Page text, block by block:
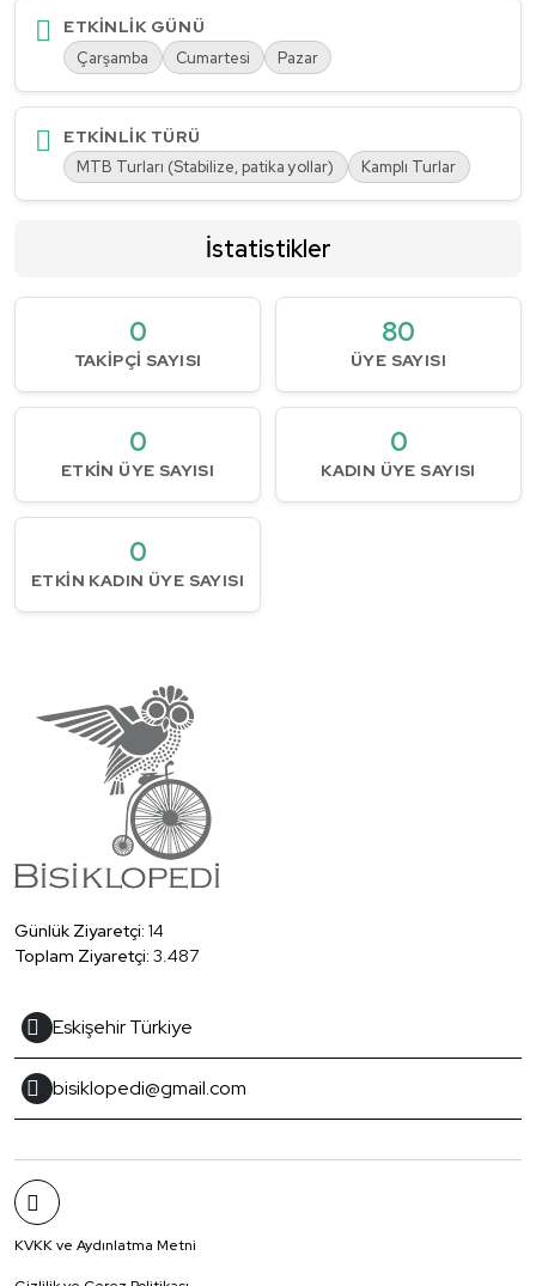
ETKINLIK GÜNÜ
Çarşamba Cumartesi Pazar
ETKINLIK TÜRÜ
MTB Turları (Stabilize, patika yollar) Kamplı Turlar
İstatistikler
0
TAKIPÇI SAYISI
80
ÜYE SAYISI
0
ETKIN ÜYE SAYISI
0
KADIN ÜYE SAYISI
0
ETKIN KADIN ÜYE SAYISI
Günlük Ziyaretçi: 14
Toplam Ziyaretçi: 3.487
Eskişehir Türkiye
bisiklopedi@gmail.com
KVKK ve Aydınlatma Metni